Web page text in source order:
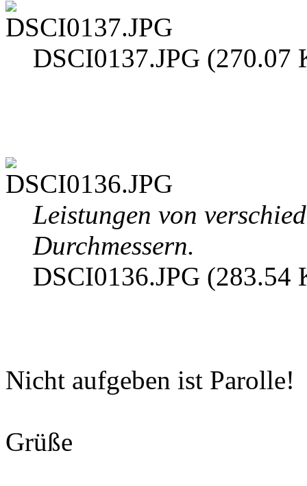
DSCI0137.JPG (270.07
Leistungen von
Durchmessern.
DSCI0136.JPG (283.54
Nicht aufgeben ist Parolle!
Grüße